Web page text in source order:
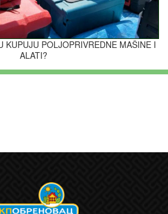
KUPUJU POLJOPRIVREDNE MAŠINE I
ALATI?